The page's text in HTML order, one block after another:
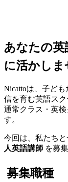
あなたの
に活かしま
Nicattoは、子ど
信を育む英語スク
通常クラス・英
す。
今回は、私たちと
人英語講師 を募
募集職種